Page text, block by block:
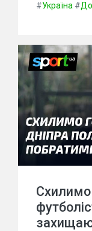
#Україна #
Схилимо